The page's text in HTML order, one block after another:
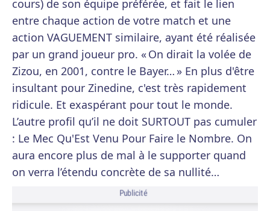
cours) de son équipe préférée, et fait le lien
entre chaque action de votre match et une
action VAGUEMENT similaire, ayant été réalisée
par un grand joueur pro. « On dirait la volée de
Zizou, en 2001, contre le Bayer… » En plus d'être
insultant pour Zinedine, c'est très rapidement
ridicule. Et exaspérant pour tout le monde.
L’autre profil qu’il ne doit SURTOUT pas cumuler
: Le Mec Qu'Est Venu Pour Faire le Nombre. On
aura encore plus de mal à le supporter quand
on verra l’étendu concrète de sa nullité…
Publicité